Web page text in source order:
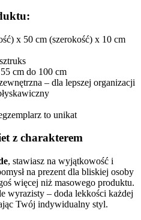
x 50 cm (szerokość) x 10 cm
cm do 100 cm
– dla lepszej organizacji
to unikat
z charakterem
, stawiasz na wyjątkowość i
na prezent dla bliskiej osoby
więcej niż masowego produktu.
wyrazisty – doda lekkości każdej
Twój indywidualny styl.